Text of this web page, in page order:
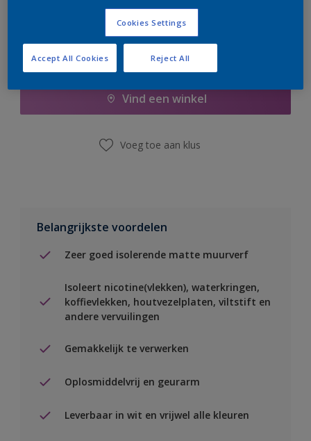
Boodschappenlijst
Vind een winkel
Voeg toe aan klus
Belangrijkste voordelen
Zeer goed isolerende matte muurverf
Isoleert nicotine(vlekken), waterkringen,
koffievlekken, houtvezelplaten, viltstift en
andere vervuilingen
Gemakkelijk te verwerken
Oplosmiddelvrij en geurarm
Leverbaar in wit en vrijwel alle kleuren
Cookies Settings
Reject All
Accept All Cookies